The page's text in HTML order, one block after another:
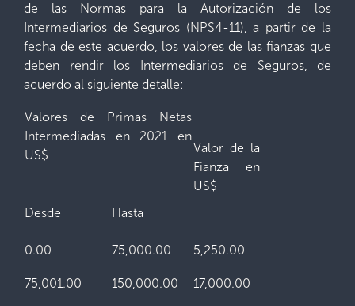
de las Normas para la Autorización de los
Intermediarios de Seguros (NPS4-11), a partir de la
fecha de este acuerdo, los valores de las fianzas que
deben rendir los Intermediarios de Seguros, de
acuerdo al siguiente detalle:
Valores de Primas Netas
Intermediadas en 2021 en
US$
Valor de la
Fianza en
US$
Desde
Hasta
0.00 75,000.00 5,250.00
75,001.00 150,000.00 17,000.00